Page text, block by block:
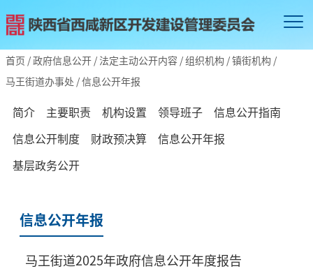
首页 /政府信息公开 / 法定主动公开内容 /组织机构 /镇街机构 /
马王街道办事处 /信息公开年报
简介 主要职责 机构设置 领导班子
信息公开指南
信息公开制度
财政预决算
信息公开年报
基层政务公开
信息公开年报
马王街道2025年政府信息公开年度报告